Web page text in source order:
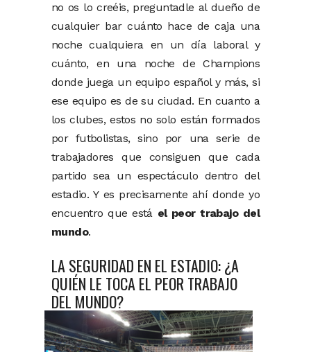
no os lo creéis, preguntadle al dueño de
cualquier bar cuánto hace de caja una
noche cualquiera en un día laboral y
cuánto, en una noche de Champions
donde juega un equipo español y más, si
ese equipo es de su ciudad. En cuanto a
los clubes, estos no solo están formados
por futbolistas, sino por una serie de
trabajadores que consiguen que cada
partido sea un espectáculo dentro del
estadio. Y es precisamente ahí donde yo
encuentro que está el peor trabajo del
mundo.
LA SEGURIDAD EN EL ESTADIO: ¿A
QUIÉN LE TOCA EL PEOR TRABAJO
DEL MUNDO?